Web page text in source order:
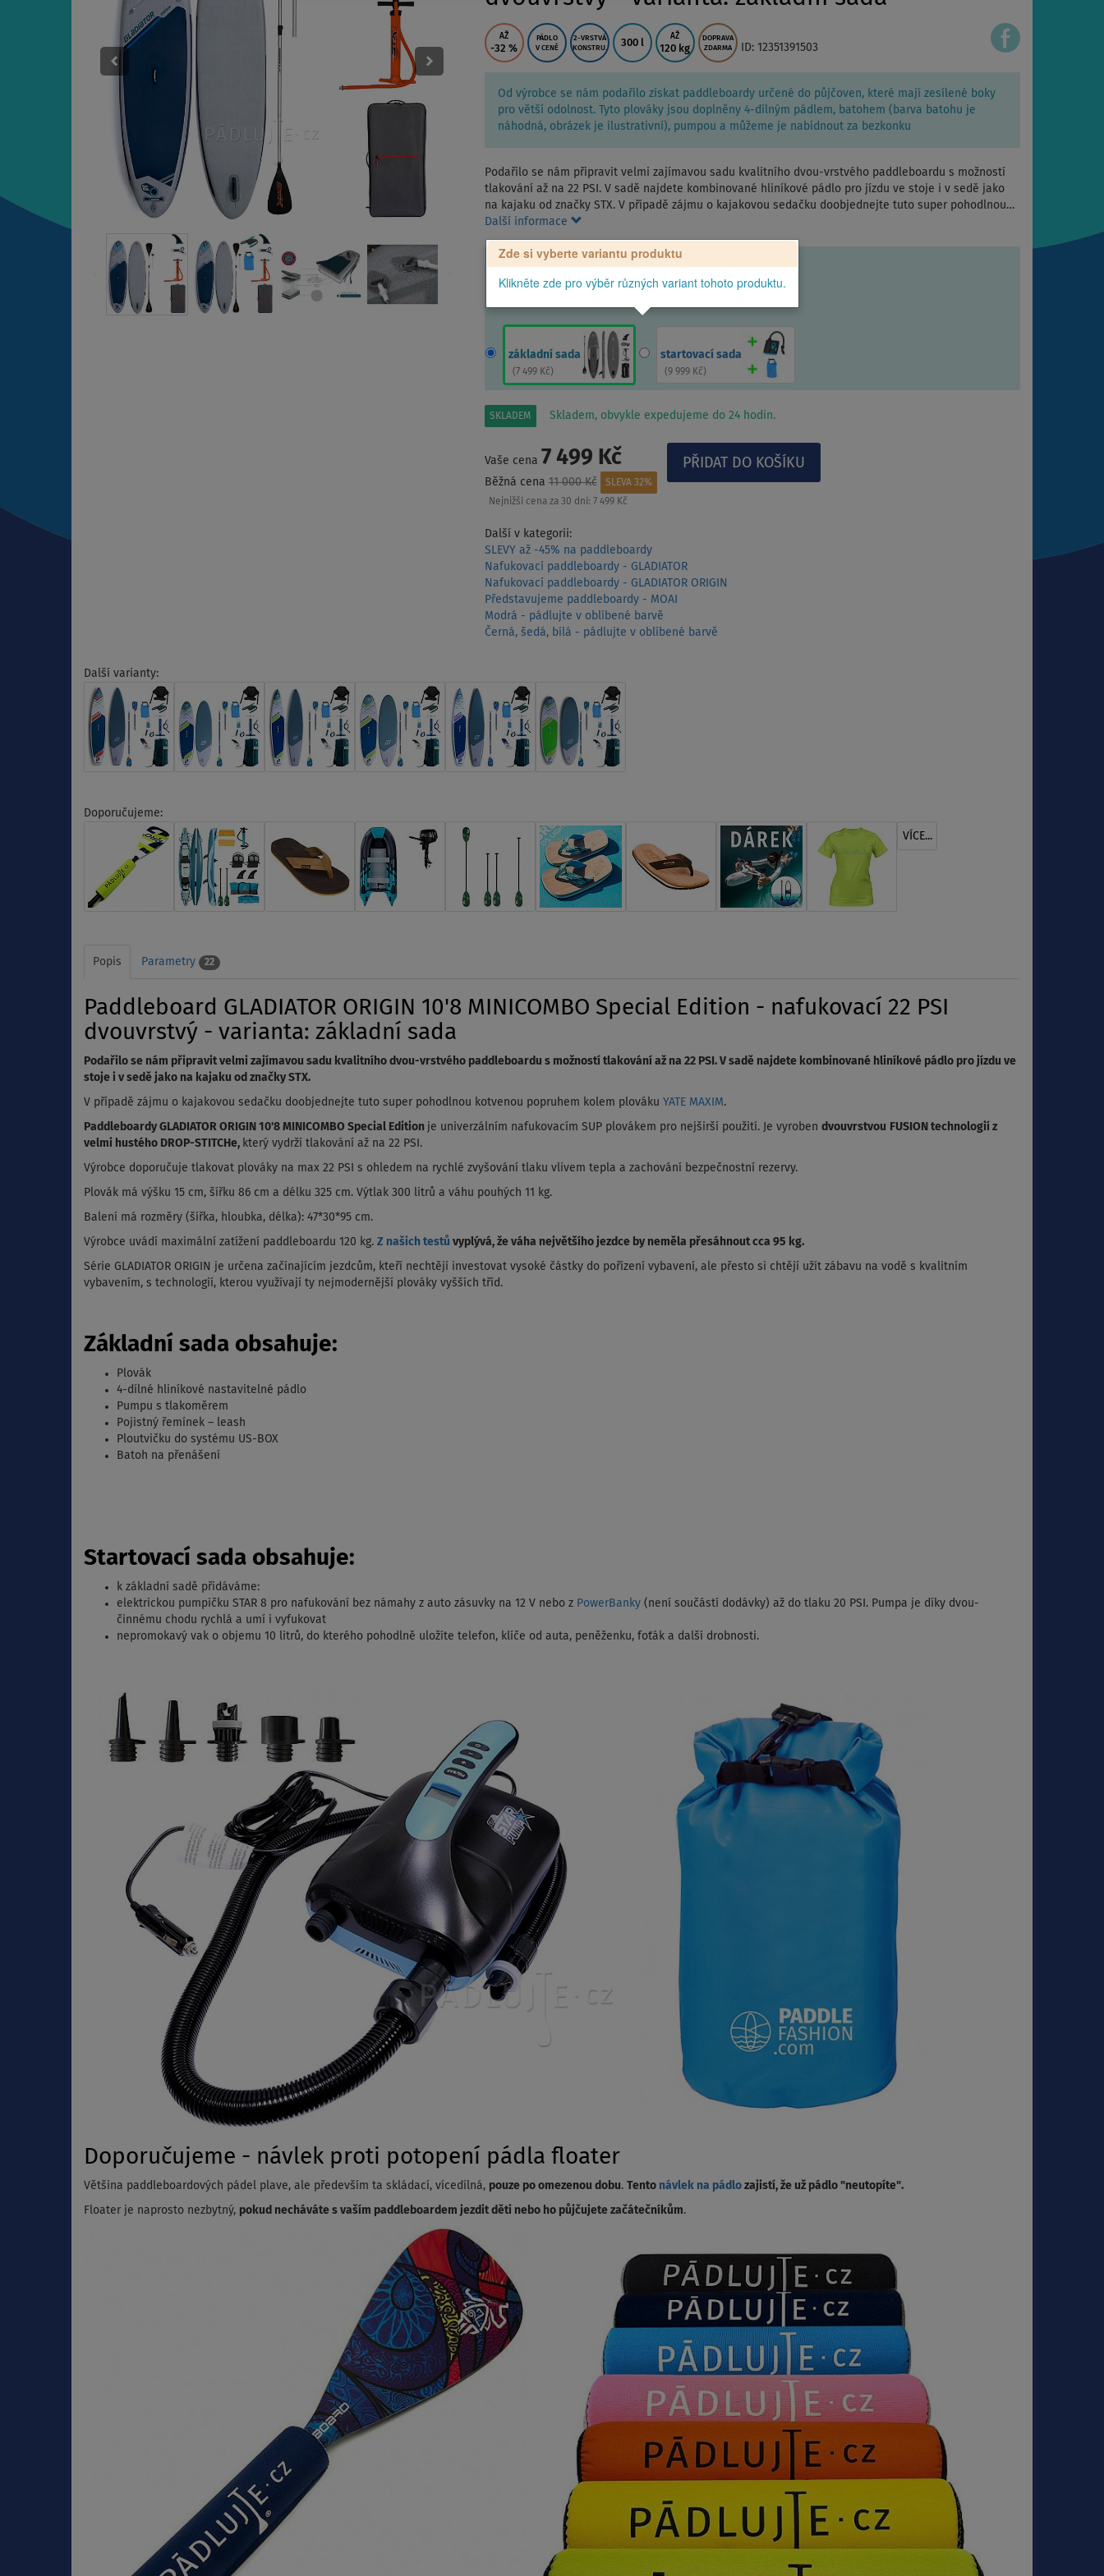
AŽ
-32 %
PÁDLO
V CENĚ
2-VRSTVÁ
KONSTRU.
300 l
AŽ
120 kg
DOPRAVA
ZDARMA
ID: 12351391503
Od výrobce se nám podařilo získat paddleboardy určené do půjčoven, které mají zesílené boky
pro větší odolnost. Tyto plováky jsou doplněny 4-dílným pádlem, batohem (barva batohu je
náhodná, obrázek je ilustrativní), pumpou a můžeme je nabídnout za bezkonku
Podařilo se nám připravit velmi zajímavou sadu kvalitního dvou-vrstvého paddleboardu s možností
tlakování až na 22 PSI. V sadě najdete kombinované hliníkové pádlo pro jízdu ve stoje i v sedě jako
na kajaku od značky STX. V případě zájmu o kajakovou sedačku doobjednejte tuto super pohodlnou…
Další informace
Zde si vyberte variantu produktu
Klikněte zde pro výběr různých variant tohoto produktu.
základní sada
( 7 499 Kč)
startovací sada
(9 999 Kč)
SKLADEM Skladem, obvykle expedujeme do 24 hodin.
Vaše cena 7 499 Kč
Běžná cena11 000 Kč
SLEVA 32%
Nejnižší cena za 30 dní: 7 499 Kč
Další v kategorii:
SLEVY až -45% na paddleboardy
Nafukovací paddleboardy - GLADIATOR
Nafukovací paddleboardy - GLADIATOR ORIGIN
Představujeme paddleboardy - MOAI
Modrá - pádlujte v oblíbené barvě
Černá, šedá, bílá - pádlujte v oblíbené barvě
Další varianty:
Doporučujeme:
VÍCE...
Popis Parametry 22
Paddleboard GLADIATOR ORIGIN 10'8 MINICOMBO Special Edition - nafukovací 22 PSI
dvouvrstvý - varianta: základní sada
Podařilo se nám připravit velmi zajímavou sadu kvalitního dvou-vrstvého paddleboardu s možností tlakování až na 22 PSI. V sadě najdete kombinované hliníkové pádlo pro jízdu ve
stoje i v sedě jako na kajaku od značky STX.
V případě zájmu o kajakovou sedačku doobjednejte tuto super pohodlnou kotvenou popruhem kolem plováku YATE MAXIM.
Paddleboardy GLADIATOR ORIGIN 10'8 MINICOMBO Special Edition je univerzálním nafukovacím SUP plovákem pro nejširší použití. Je vyroben dvouvrstvou FUSION technologií z
velmi hustého DROP-STITCHe, který vydrží tlakování až na 22 PSI.
Výrobce doporučuje tlakovat plováky na max 22 PSI s ohledem na rychlé zvyšování tlaku vlivem tepla a zachování bezpečnostní rezervy.
Plovák má výšku 15 cm, šířku 86 cm a délku 325 cm. Výtlak 300 litrů a váhu pouhých 11 kg.
Balení má rozměry (šířka, hloubka, délka): 47*30*95 cm.
Výrobce uvádí maximální zatížení paddleboardu 120 kg. Z našich testů vyplývá, že váha největšího jezdce by neměla přesáhnout cca 95 kg.
Série GLADIATOR ORIGIN je určena začínajícím jezdcům, kteří nechtějí investovat vysoké částky do pořízení vybavení, ale přesto si chtějí užít zábavu na vodě s kvalitním
vybavením, s technologií, kterou využívají ty nejmodernější plováky vyšších tříd.
Základní sada obsahuje:
Plovák
4-dílné hliníkové nastavitelné pádlo
Pumpu s tlakoměrem
Pojistný řemínek – leash
Ploutvičku do systému US-BOX
Batoh na přenášení
Startovací sada obsahuje:
k základní sadě přidáváme:
elektrickou pumpičku STAR 8 pro nafukování bez námahy z auto zásuvky na 12 V nebo z PowerBanky (není součástí dodávky) až do tlaku 20 PSI. Pumpa je díky dvou-
činnému chodu rychlá a umí i vyfukovat
nepromokavý vak o objemu 10 litrů, do kterého pohodlně uložíte telefon, klíče od auta, peněženku, foťák a další drobnosti.
Doporučujeme - návlek proti potopení pádla floater
Většina paddleboardových pádel plave, ale především ta skládací, vícedílná, pouze po omezenou dobu. Tento návlek na pádlo zajistí, že už pádlo "neutopíte".
Floater je naprosto nezbytný, pokud necháváte s vaším paddleboardem jezdit děti nebo ho půjčujete začátečníkům.